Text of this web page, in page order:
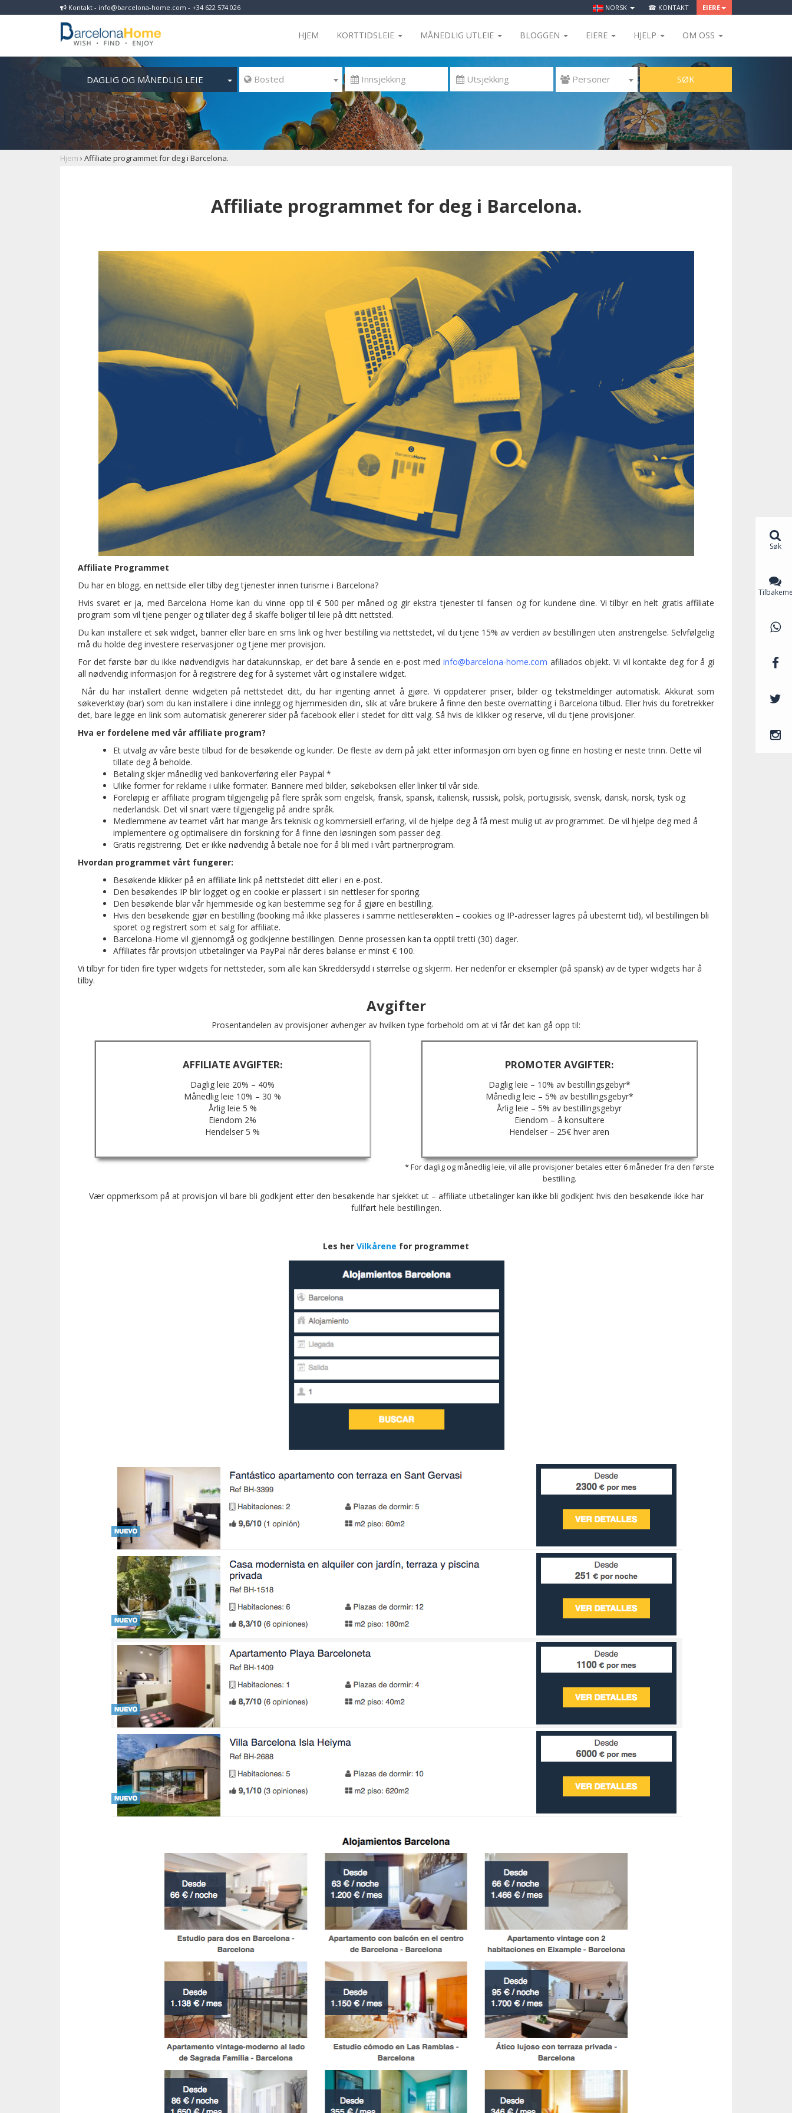
Kontakt - info@barcelona-home.com - +34 622 574 026 NORSK ☎ KONTAKT EIERE
HJEM KORTTIDSLEIE MÅNEDLIG UTLEIE BLOGGEN EIERE HJELP OM OSS
DAGLIG OG MÅNEDLIG LEIE  Bosted  Personer SØK
Hjem › Affiliate programmet for deg i Barcelona.
Affiliate programmet for deg i Barcelona.
Affiliate Programmet
Du har en blogg, en nettside eller tilby deg tjenester innen turisme i Barcelona?
Hvis svaret er ja, med Barcelona Home kan du vinne opp til € 500 per måned og gir ekstra tjenester til fansen og for kundene dine. Vi tilbyr en helt gratis affiliate
program som vil tjene penger og tillater deg å skaffe boliger til leie på ditt nettsted.
Du kan installere et søk widget, banner eller bare en sms link og hver bestilling via nettstedet, vil du tjene 15% av verdien av bestillingen uten anstrengelse. Selvfølgelig
må du holde deg investere reservasjoner og tjene mer provisjon.
For det første bør du ikke nødvendigvis har datakunnskap, er det bare å sende en e-post medinfo@barcelona-home.com afiliados objekt. Vi vil kontakte deg for å gi
all nødvendig informasjon for å registrere deg for å systemet vårt og installere widget.
Når du har installert denne widgeten på nettstedet ditt, du har ingenting annet å gjøre. Vi oppdaterer priser, bilder og tekstmeldinger automatisk. Akkurat som
søkeverktøy (bar) som du kan installere i dine innlegg og hjemmesiden din, slik at våre brukere å finne den beste overnatting i Barcelona tilbud. Eller hvis du foretrekker
det, bare legge en link som automatisk genererer sider på facebook eller i stedet for ditt valg. Så hvis de klikker og reserve, vil du tjene provisjoner.
Hva er fordelene med vår affiliate program?
Et utvalg av våre beste tilbud for de besøkende og kunder. De fleste av dem på jakt etter informasjon om byen og finne en hosting er neste trinn. Dette vil
tillate deg å beholde.
Betaling skjer månedlig ved bankoverføring eller Paypal *
Ulike former for reklame i ulike formater. Bannere med bilder, søkeboksen eller linker til vår side.
Foreløpig er affiliate program tilgjengelig på flere språk som engelsk, fransk, spansk, italiensk, russisk, polsk, portugisisk, svensk, dansk, norsk, tysk og
nederlandsk. Det vil snart være tilgjengelig på andre språk.
Medlemmene av teamet vårt har mange års teknisk og kommersiell erfaring, vil de hjelpe deg å få mest mulig ut av programmet. De vil hjelpe deg med å
implementere og optimalisere din forskning for å finne den løsningen som passer deg.
Gratis registrering. Det er ikke nødvendig å betale noe for å bli med i vårt partnerprogram.
Hvordan programmet vårt fungerer:
Besøkende klikker på en affiliate link på nettstedet ditt eller i en e-post.
Den besøkendes IP blir logget og en cookie er plassert i sin nettleser for sporing.
Den besøkende blar vår hjemmeside og kan bestemme seg for å gjøre en bestilling.
Hvis den besøkende gjør en bestilling (booking må ikke plasseres i samme nettleserøkten – cookies og IP-adresser lagres på ubestemt tid), vil bestillingen bli
sporet og registrert som et salg for affiliate.
Barcelona-Home vil gjennomgå og godkjenne bestillingen. Denne prosessen kan ta opptil tretti (30) dager.
Affiliates får provisjon utbetalinger via PayPal når deres balanse er minst € 100.
Vi tilbyr for tiden fire typer widgets for nettsteder, som alle kan Skreddersydd i størrelse og skjerm. Her nedenfor er eksempler (på spansk) av de typer widgets har å
tilby.
Avgifter
Prosentandelen av provisjoner avhenger av hvilken type forbehold om at vi får det kan gå opp til:
AFFILIATE AVGIFTER:
Daglig leie 20% – 40%
Månedlig leie 10% – 30 %
Årlig leie 5 %
Eiendom 2%
Hendelser 5 %
PROMOTER AVGIFTER:
Daglig leie – 10% av bestillingsgebyr*
Månedlig leie – 5% av bestillingsgebyr*
Årlig leie – 5% av bestillingsgebyr
Eiendom – å konsultere
Hendelser – 25€ hver aren
* For daglig og månedlig leie, vil alle provisjoner betales etter 6 måneder fra den første
bestilling.
Vær oppmerksom på at provisjon vil bare bli godkjent etter den besøkende har sjekket ut – affiliate utbetalinger kan ikke bli godkjent hvis den besøkende ikke har
fullført hele bestillingen.
Les her Vilkårene for programmet
Søk